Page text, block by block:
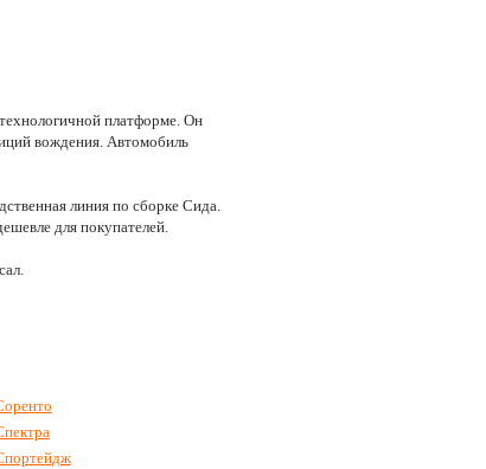
платформе. Он
вождения. Автомобиль
линия по сборке Сида.
для покупателей.